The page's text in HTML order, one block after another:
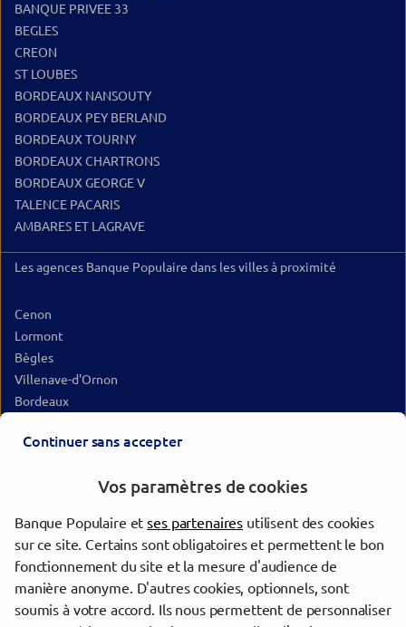
BANQUE PRIVEE 33
BEGLES
CREON
ST LOUBES
BORDEAUX NANSOUTY
BORDEAUX PEY BERLAND
BORDEAUX TOURNY
BORDEAUX CHARTRONS
BORDEAUX GEORGE V
TALENCE PACARIS
AMBARES ET LAGRAVE
Les agences Banque Populaire dans les villes à proximité
Cenon
Lormont
Bègles
Villenave-d'Ornon
Bordeaux
Le Bouscat
Mérignac
Libourne
Pessac
Saint-Médard-en-Jalles
Continuer sans accepter
Vos paramètres de cookies
Banque Populaire etses partenaires utilisent des cookies
sur ce site. Certains sont obligatoires et permettent le bon
fonctionnement du site et la mesure d'audience de
manière anonyme. D'autres cookies, optionnels, sont
soumis à votre accord. Ils nous permettent de personnaliser